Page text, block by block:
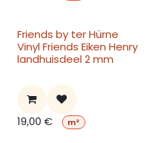
Friends by ter Hürne
Vinyl Friends Eiken Henry
landhuisdeel 2 mm
19,00 € m²